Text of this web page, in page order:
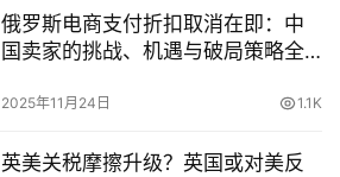
俄罗斯电商支付折扣取消在即：中
国卖家的挑战、机遇与破局策略全
2025年11月24日 1.1K
英美关税摩擦升级？英国或对美反